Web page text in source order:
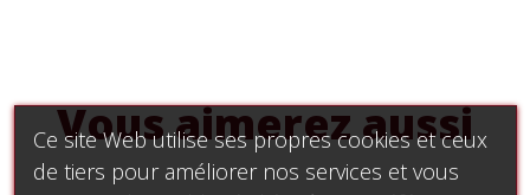
Vous aimerez aussi
Ce site Web utilise ses propres cookies et ceux
de tiers pour améliorer nos services et vous